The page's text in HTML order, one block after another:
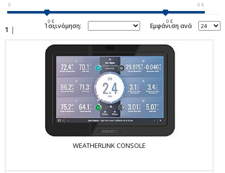
0 0 €
0€ 0 €
1 | Εμφάνιση ανά
Ταξινόμηση:
WEATHERLINK CONSOLE